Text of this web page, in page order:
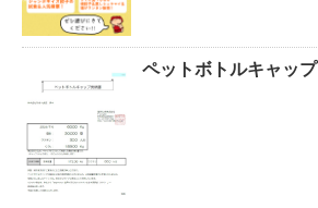
ペットボトルキャップ